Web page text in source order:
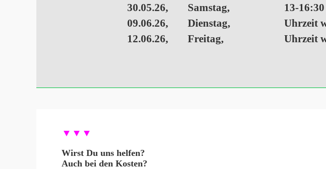
30.05.26,
Samstag,
13-
09.06.26,
Dienstag,
Uhrzeit
12.06.26,
Freitag, Uhrzeit
▼▼▼
Wirst Du uns helfen?
Auch bei den Kosten?